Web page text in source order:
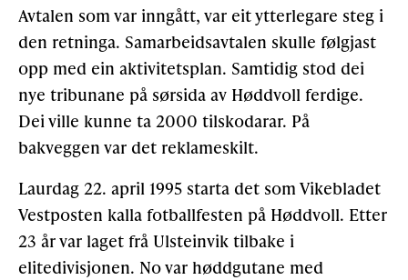
Avtalen som var inngått, var eit ytterlegare steg i
den retninga. Samarbeidsavtalen skulle følgjast
opp med ein aktivitetsplan. Samtidig stod dei
nye tribunane på sørsida av Høddvoll ferdige.
Dei ville kunne ta 2000 tilskodarar. På
bakveggen var det reklameskilt.
Laurdag 22. april 1995 starta det som Vikebladet
Vestposten kalla fotballfesten på Høddvoll. Etter
23 år var laget frå Ulsteinvik tilbake i
elitedivisjonen. No var høddgutane med